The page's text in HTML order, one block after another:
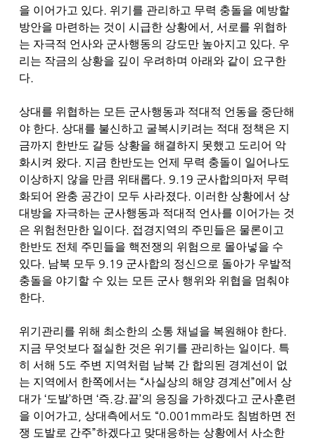
을 이어가고 있다. 위기를 관리하고 무력 충돌을 예방할
방안을 마련하는 것이 시급한 상황에서
서로를 위협하
는 자극적 언사와 군사행동의 강도만 높아지고 있다. 우
리는 작금의 상황을 깊이 우려하며 아래와 같이 요구한
다.
상대를 위협하는 모든 군사행동과 적대적 언동을 중단해
야 한다. 상대를 불신하고 굴복시키려는 적대 정책은 지
금까지 한반도 갈등 상황을 해결하지 못했고 도리어 악
화시켜 왔다. 지금 한반도는 언제 무력 충돌이 일어나도
이상하지 않을 만큼 위태롭다. 9.19 군사합의마저 무력
화되어 완충 공간이 모두 사라졌다. 이러한 상황에서 상
대방을 자극하는 군사행동과 적대적 언사를 이어가는 것
은 위험천만한 일이다. 접경지역의 주민들은 물론이고
한반도 전체 주민들을 핵전쟁의 위험으로 몰아넣을 수
있다. 남북 모두 9.19 군사합의 정신으로 돌아가 우발적
충돌을 야기할 수 있는 모든 군사 행위와 위협을 멈춰야
한다.
위기관리를 위해 최소한의 소통 채널을 복원해야 한다.
지금 무엇보다 절실한 것은 위기를 관리하는 일이다. 특
히 서해 5도 주변 지역처럼 남북 간 합의된 경계선이 없
는 지역에서 한쪽에서는 “사실상의 해양 경계선”에서 상
대가 ‘도발’하면 ‘즉.강.끝’의 응징을 가하겠다고 군사훈련
을 이어가고
상대측에서도 “0.001mm라도 침범하면 전
쟁 도발로 간주”하겠다고 맞대응하는 상황에서 사소한